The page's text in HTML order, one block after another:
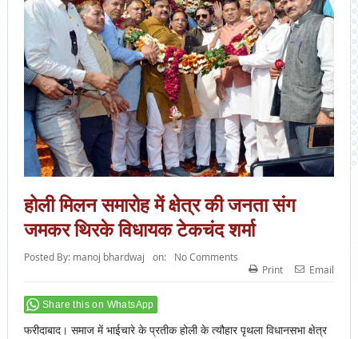
होली मिलन समारोह में क्षेत्र की जनता संग
जमकर थिरके विधायक टेकचंद शर्मा
Posted By: manoj bhardwaj on:
No Comments
Print
Email
Share this on WhatsApp
फरीदाबाद। समाज में भाईचारे के प्रतीक होली के त्यौहार पृथला विधानसभा क्षेत्र